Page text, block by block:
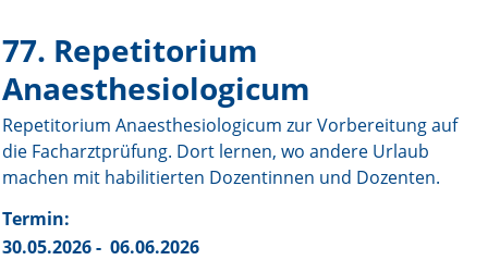
Leitlinien
Archiv
Supplements
Supplements OrphanAnesthesia
77. Repetitorium
Anaesthesiologicum
Repetitorium Anaesthesiologicum zur Vorbereitung auf
die Facharztprüfung. Dort lernen, wo andere Urlaub
machen mit habilitierten Dozentinnen und Dozenten.
Termin:
30.05.2026 - 06.06.2026